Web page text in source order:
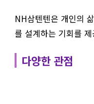
NH삼텐텐은 개인의
를 설계하는 기회를
다양한 관점